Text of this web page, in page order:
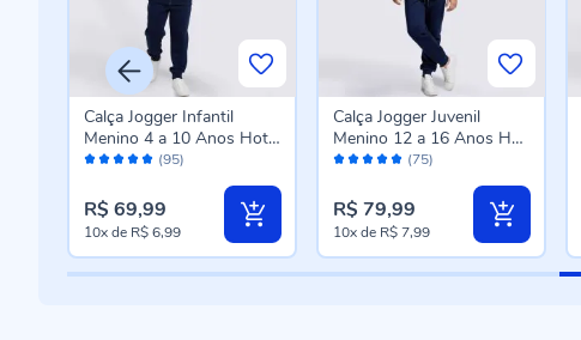
Avaliação: (95)
Calça Jogger Infantil
Menino 4 a 10 Anos Hot
Dog Azul Marinho
R$ 69,99
10xde R$ 6,99
Avaliação: (75)
Calça Jogger Juvenil
Menino 12 a 16 Anos Hot
Dog Marinho
R$ 79,99
10xde R$ 7,99